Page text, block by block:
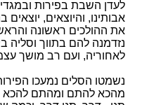
לעדן השבת בפירות
אבותינו, והיוצאים,
את ההולכים ראשונה
נזדמנה להם בתווך וסליה
לאחוריה, ועם רב מושך
נשמטו הסלים נמעכו
מהכא להתם ומהתם להכא